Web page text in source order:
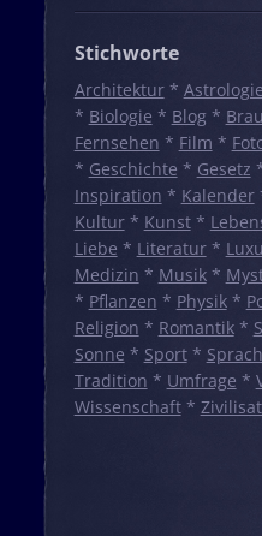
Stichworte
Architektur* Astrologie
* Biologie * Blog*
Fernsehen * Film *
* Geschichte * Gesetz
Inspiration * Kalender
Kultur* Kunst*
Liebe * Literatur*
Medizin * Musik*
* Pflanzen * Physik*
Religion * Romantik*
Sonne * Sport*
Tradition * Umfrage *
Wissenschaft*